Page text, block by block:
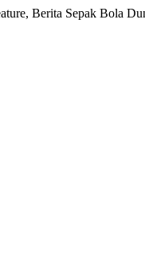
Berita Sepak Bola